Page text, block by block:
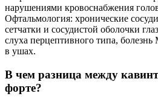
нарушениями кровоснабжения
Офтальмология: хронические
сетчатки и сосудистой оболочки
слуха перцептивного типа,
в ушах.
В чем разница между
форте?